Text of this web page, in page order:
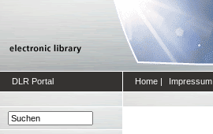
DLR Portal Home | Impressum